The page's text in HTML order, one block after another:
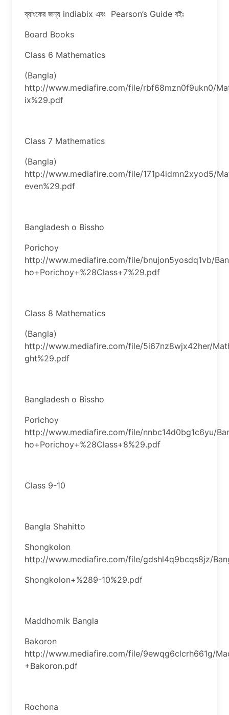
ব্যাংকের জন্য indiabix এবং Pearson’s Guide বইঃ
Board Books
Class 6 Mathematics
(Bangla)
http://www.mediafire.com/file/rbf68mzn0f9ukn0/
ix%29.pdf
Class 7 Mathematics
(Bangla)
http://www.mediafire.com/file/171p4idmn2xyod5/
even%29.pdf
Bangladesh o Bissho
Porichoy
http://www.mediafire.com/file/bnujon5yosdq1vb/
ho+Porichoy+%28Class+7%29.pdf
Class 8 Mathematics
(Bangla)
http://www.mediafire.com/file/5i67nz8wjx42her/
ght%29.pdf
Bangladesh o Bissho
Porichoy
http://www.mediafire.com/file/nnbc14d0bg1c6yu/
ho+Porichoy+%28Class+8%29.pdf
Class 9-10
Bangla Shahitto
Shongkolon
http://www.mediafire.com/file/gdshl4q9bcqs8jz/
Shongkolon+%289-10%29.pdf
Maddhomik Bangla
Bakoron
http://www.mediafire.com/file/9ewqg6clcrh661g/
+Bakoron.pdf
Rochona